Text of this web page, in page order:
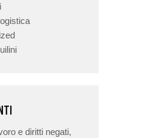
e diritti negati,